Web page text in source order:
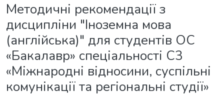
Методичні рекомендації з
дисципліни "Іноземна мова
(англійська)" для студентів ОС
«Бакалавр» спеціальності C3
«Міжнародні відносини, суспільні
комунікації та регіональні студії»